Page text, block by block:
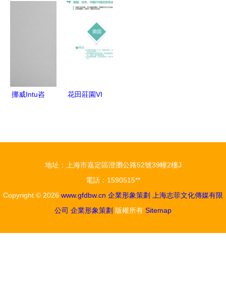
何通過廣告
網優化企業
形象策劃
挪威Intu咨
花田莊園VI
系
地址：上海市嘉定區澄瀏公路52號39幢2樓J
電話：1590515**
Copyright © 2026 www.gfdbw.cn 企業形象策劃
上海志菲文化傳媒有限
公司 企業形象策劃 版權所有 Sitemap